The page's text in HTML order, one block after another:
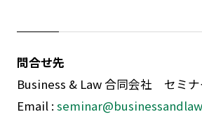
問合せ先
Business & Law 合同会社 セミナ
Email :